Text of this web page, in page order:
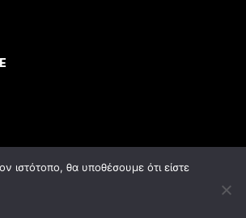
ιστότοπο, θα υποθέσουμε ότι είστε